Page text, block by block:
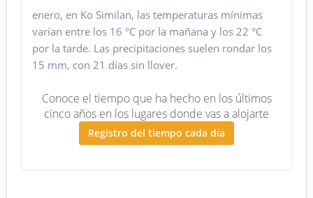
enero, en Ko Similan, las temperaturas mínimas
varían entre los 16 °C por la mañana y los 22 °C
por la tarde. Las precipitaciones suelen rondar los
15 mm, con 21 días sin llover.
Conoce el tiempo que ha hecho en los últimos
cinco años en los lugares donde vas a alojarte
Registro del tiempo cada día